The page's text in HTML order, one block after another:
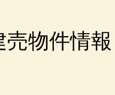
売物件情報